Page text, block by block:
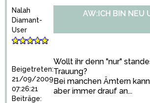
Nalah
Diamant-
User
Beigetreten:
21/09/2009
07:26:21
Beiträge:
AW:ICH BIN NEU
Wollt ihr denn "nur"
Trauung?
Bei manchen Ämtern
aber immer drauf an...